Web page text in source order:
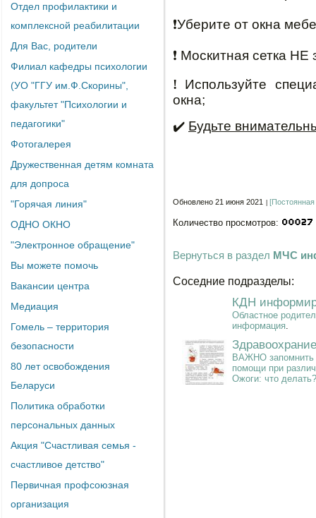
Отдел профилактики и
комплексной реабилитации
Для Вас, родители
Филиал кафедры психологии
(УО "ГГУ им.Ф.Скорины",
факультет "Психологии и
педагогики"
Фотогалерея
Дружественная детям комната
для допроса
"Горячая линия"
ОДНО ОКНО
"Электронное обращение"
Вы можете помочь
Вакансии центра
Медиация
Гомель – территория
безопасности
80 лет освобождения
Беларуси
Политика обработки
персональных данных
Акция "Счастливая семья -
счастливое детство"
Первичная профсоюзная
организация
❗️Уберите от окна
❗ Москитная сетка
!
Используйте
окна;
✔ Будьте
Обновлено 21 июня 2021
Количество просмотров:
Вернуться в раздел МЧС
Соседние подразделы:
КДН
Областное
информация.
ВАЖНО запомнить
помощи при
Ожоги: что